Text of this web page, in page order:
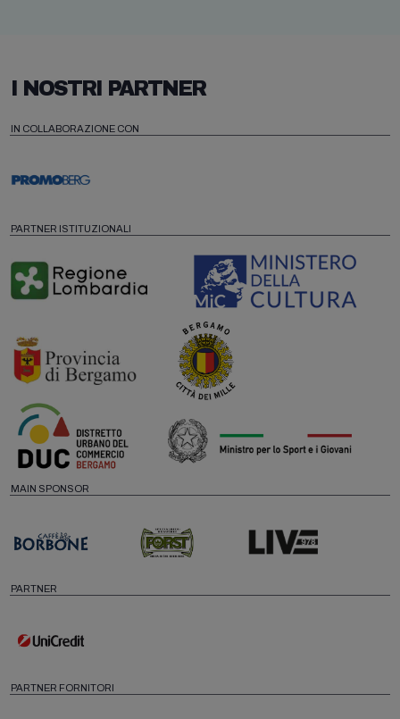
I NOSTRI PARTNER
IN COLLABORAZIONE CON
PARTNER ISTITUZIONALI
MAIN SPONSOR
PARTNER
PARTNER FORNITORI